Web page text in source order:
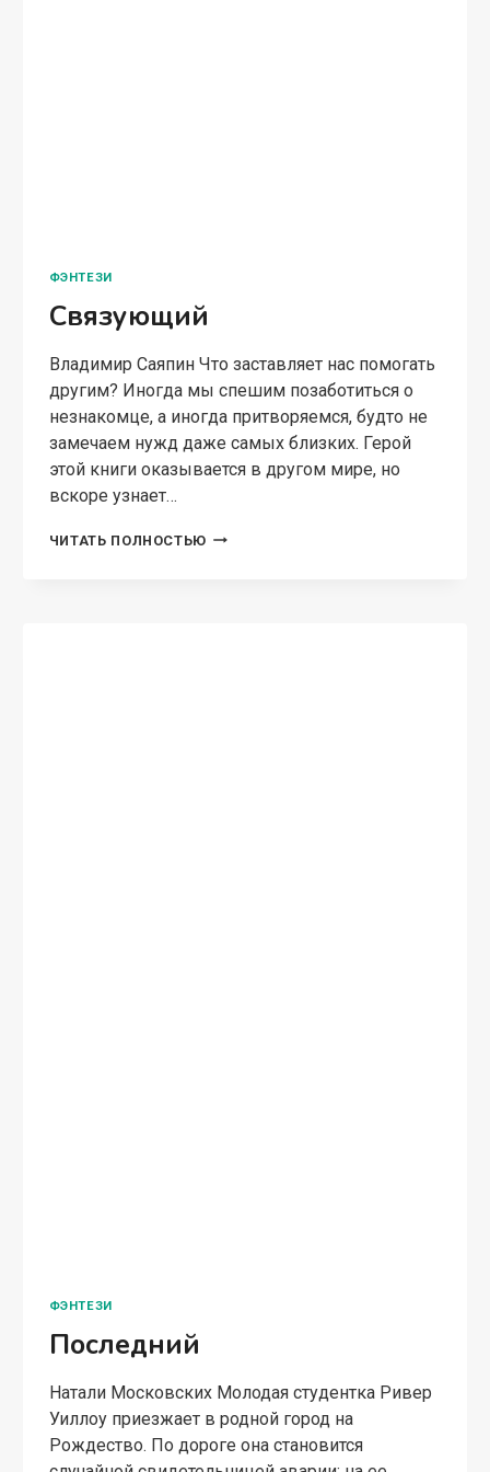
ФЭНТЕЗИ
Связующий
Владимир Саяпин Что заставляет нас помогать
другим? Иногда мы спешим позаботиться о
незнакомце, а иногда притворяемся, будто не
замечаем нужд даже самых близких. Герой
этой книги оказывается в другом мире, но
вскоре узнает…
ЧИТАТЬ ПОЛНОСТЬЮ СВЯЗУЮЩИЙ
ФЭНТЕЗИ
Последний
Натали Московских Молодая студентка Ривер
Уиллоу приезжает в родной город на
Рождество. По дороге она становится